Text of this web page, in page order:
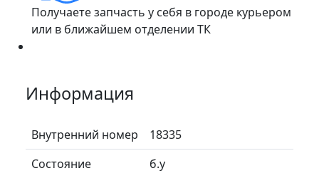
Получаете запчасть у себя в городе курьером
или в ближайшем отделении ТК
Информация
Внутренний номер
18335
Состояние
б.у